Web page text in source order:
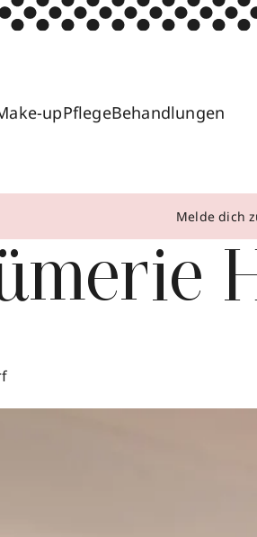
upPflegeBehandlungen
Melde dich